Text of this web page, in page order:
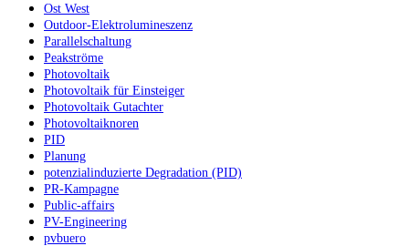
Ost West
Outdoor-Elektrolumineszenz
Parallelschaltung
Peakströme
Photovoltaik
Photovoltaik für Einsteiger
Photovoltaik Gutachter
Photovoltaiknoren
PID
Planung
potenzialinduzierte Degradation (PID)
PR-Kampagne
Public-affairs
PV-Engineering
pvbuero